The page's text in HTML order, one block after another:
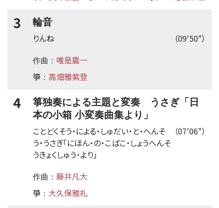
3 輪音
（09'50"）
りんね
作曲： 唯是震一
箏 ： 高畑雅紫登
4
箏独奏による主題と変奏 うさぎ「日
本の小箱 小変奏曲集より」
（07'06"）
ことどくそう・による・しゅだい・と・へんそ
う・うさぎ「にほん・の・こばこ・しょうへんそ
うきょくしゅう・より」
作曲： 藤井凡大
箏 ： 大久保雅礼